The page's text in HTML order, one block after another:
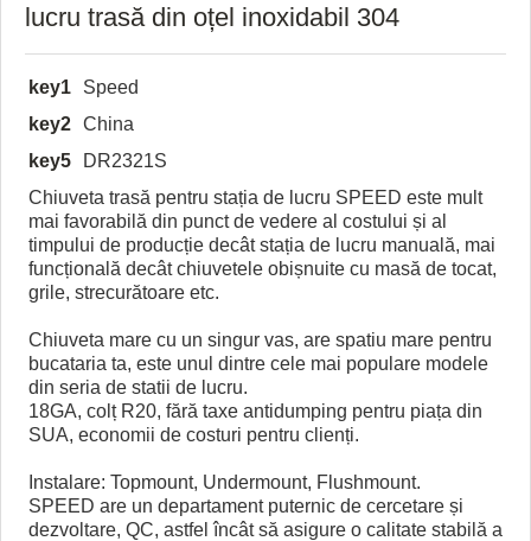
lucru trasă din oțel inoxidabil 304
key1
Speed
key2 China
key5
DR2321S
Chiuveta trasă pentru stația de lucru SPEED este mult
mai favorabilă din punct de vedere al costului și al
timpului de producție decât stația de lucru manuală, mai
funcțională decât chiuvetele obișnuite cu masă de tocat,
grile, strecurătoare etc.
Chiuveta mare cu un singur vas, are spatiu mare pentru
bucataria ta, este unul dintre cele mai populare modele
din seria de statii de lucru.
18GA, colț R20, fără taxe antidumping pentru piața din
SUA, economii de costuri pentru clienți.
Instalare: Topmount, Undermount, Flushmount.
SPEED are un departament puternic de cercetare și
dezvoltare, QC, astfel încât să asigure o calitate stabilă a